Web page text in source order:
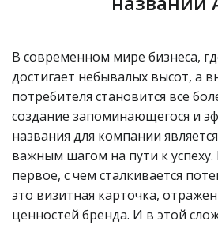
В современном мире бизнеса,
достигает небывалых высот, а
потребителя становится все
создание запоминающегося и
названия для компании
важным шагом на пути к успеху.
первое, с чем сталкивается
это визитная карточка,
ценностей бренда. И в этой